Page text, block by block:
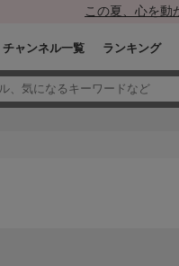
この夏、心を動
チャンネル一覧 ランキング